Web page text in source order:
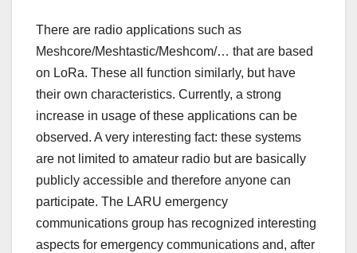
There are radio applications such as
Meshcore/Meshtastic/Meshcom/… that are based
on LoRa. These all function similarly, but have
their own characteristics. Currently, a strong
increase in usage of these applications can be
observed. A very interesting fact: these systems
are not limited to amateur radio but are basically
publicly accessible and therefore anyone can
participate. The LARU emergency
communications group has recognized interesting
aspects for emergency communications and, after